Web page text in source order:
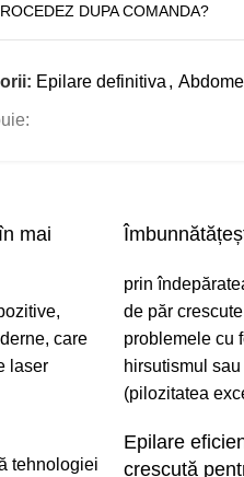
DUPA COMANDA?
Epilare definitiva ,
mai
care
laser
tehnologiei
prin
de păr
problemele cu
hirsutismul
(pilozitatea
Epilare
crescută